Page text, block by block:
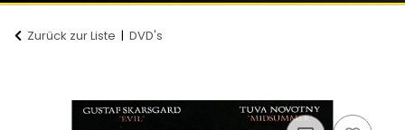
Zurück zur Liste DVD's